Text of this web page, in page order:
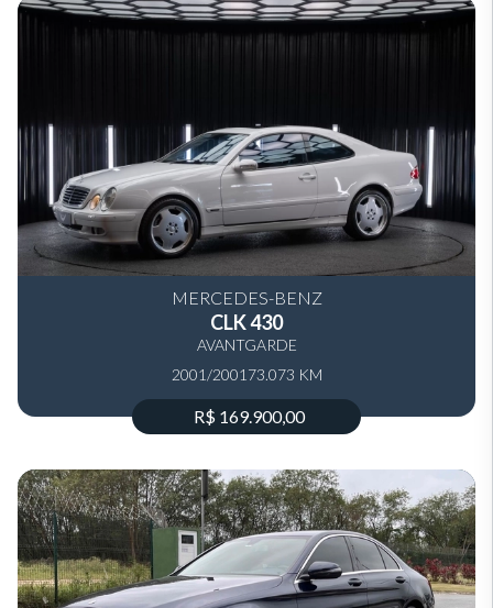
MERCEDES-BENZ
CLK 430
AVANTGARDE
2001/2001 73.073 KM
R$ 169.900,00